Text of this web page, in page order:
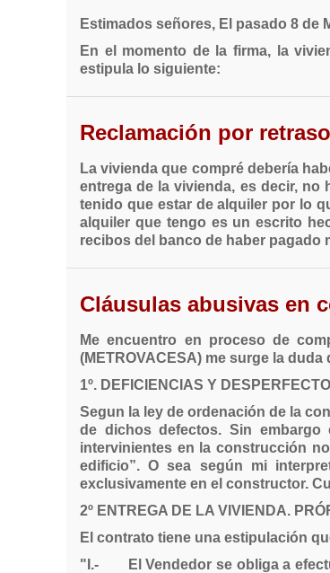
Estimados señores, El pasado 8 de
En el momento de la firma, la
estipula lo siguiente:
Reclamación por
La vivienda que compré debería
entrega de la vivienda, es decir, no
tenido que estar de alquiler por lo
alquiler que tengo es un escrito
recibos del banco de haber pagado
Cláusulas abusivas en
Me encuentro en proceso de
(METROVACESA) me surge la
1º. DEFICIENCIAS Y
Segun la ley de ordenación de la
de dichos defectos. Sin
intervinientes en la construcción
edificio”. O sea según mi
exclusivamente en el constructor.
2º ENTREGA DE LA VIVIENDA.
El contrato tiene una estipulación
"I.- El Vendedor se obliga a